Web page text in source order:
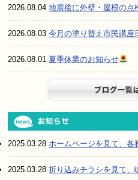
2026.08.04地震後に外壁・屋根の点
2026.08.03今月の塗り替え市民講座
2026.08.01 夏季休業のお知らせ
2025.03.28ホームページを見て、
2025.03.28折り込みチラシを見て